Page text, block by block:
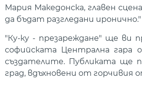
Мария Македонска, главен
да бъдат разгледани иронично."
"Ку-ку - презареждане" ще ви
софийската Централна гара
създателите. Публиката ще
град, вдъхновени от